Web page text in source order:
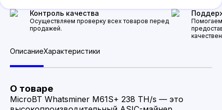
Контроль качества
Осуществляем проверку всех товаров перед
продажей.
ОписаниеХарактеристики
О товаре
MicroBT Whatsminer M61S+ 238 TH/s — это